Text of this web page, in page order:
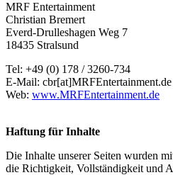
MRF Entertainment
Christian Bremert
Everd-Drulleshagen Weg 7
18435 Stralsund
Tel: +49 (0) 178 / 3260-734
E-Mail: cbr[at]MRFEntertainment.de
Web: www.MRFEntertainment.de
Haftung für Inhalte
Die Inhalte unserer Seiten wurden
die Richtigkeit, Vollständigkeit und